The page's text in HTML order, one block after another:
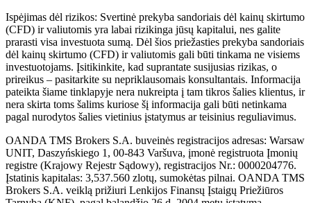
Ispėjimas dėl rizikos: Svertinė prekyba sandoriais dėl kainų skirtumo
(CFD) ir valiutomis yra labai rizikinga jūsų kapitalui, nes galite
prarasti visa investuota sumą. Dėl šios priežasties prekyba sandoriais
dėl kainų skirtumo (CFD) ir valiutomis gali būti tinkama ne visiems
investuotojams. Įsitikinkite, kad suprantate susijusias rizikas, o
prireikus – pasitarkite su nepriklausomais konsultantais. Informacija
pateikta šiame tinklapyje nera nukreipta į tam tikros šalies klientus, ir
nera skirta toms šalims kuriose šį informacija gali būti netinkama
pagal nurodytos šalies vietinius įstatymus ar teisinius reguliavimus.
OANDA TMS Brokers S.A. buveinės registracijos adresas: Warsaw
UNIT, Daszyńskiego 1, 00-843 Varšuva, įmonė registruota Įmonių
registre (Krajowy Rejestr Sądowy), registracijos Nr.: 0000204776.
Įstatinis kapitalas: 3,537.560 zlotų, sumokėtas pilnai. OANDA TMS
Brokers S.A. veiklą prižiuri Lenkijos Finansų Įstaigų Priežiūros